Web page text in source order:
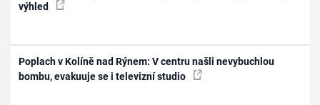
výhled
Poplach v Kolíně nad Rýnem: V centru našli nevybuchlou
bombu, evakuuje se i televizní studio